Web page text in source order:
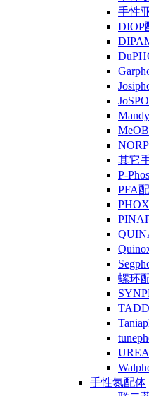
手性
DIOP
其它
P-
PFA
螺环
手性氮配体